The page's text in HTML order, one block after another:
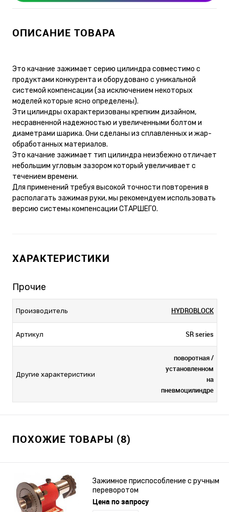
ОПИСАНИЕ ТОВАРА
Это качание зажимает серию цилиндра совместимо с
продуктами конкурента и оборудовано с уникальной
системой компенсации (за исключением некоторых
моделей которые ясно определены).
Эти цилиндры охарактеризованы крепким дизайном,
несравненной надежностью и увеличенными болтом и
диаметрами шарика. Они сделаны из сплавленных и жар-
обработанных материалов.
Это качание зажимает тип цилиндра неизбежно отличает
небольшим угловым зазором который увеличивает с
течением времени.
Для применений требуя высокой точности повторения в
располагать зажимая руки, мы рекомендуем использовать
версию системы компенсации СТАРШЕГО.
ХАРАКТЕРИСТИКИ
Прочие
Производитель HYDROBLOCK
Артикул SR series
Другие характеристики
поворотная /
установленном
на
пневмоцилиндре
ПОХОЖИЕ ТОВАРЫ (8)
Зажимное приспособление с ручным
переворотом
Цена по запросу